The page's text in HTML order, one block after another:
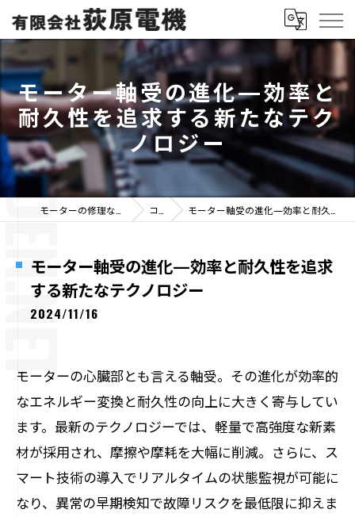
モーター軸受の進化—効率と
耐久性を追求する新たなテク
ノロジー
コラム モーター軸受の進化—効率と耐久性を追求する新たなテクノロジー
モーター軸受の進化—効率と耐久性を追求
する新たなテクノロジー
2024/11/16
モーターの心臓部とも言える軸受。その進化が効率的
なエネルギー変換と耐久性の向上に大きく寄与してい
ます。最新のテクノロジーでは、軽量で高強度な新素
材が採用され、摩擦や摩耗を大幅に削減。さらに、ス
マート技術の導入でリアルタイムの状態監視が可能に
なり、異常の早期検知で故障リスクを最低限に抑えま